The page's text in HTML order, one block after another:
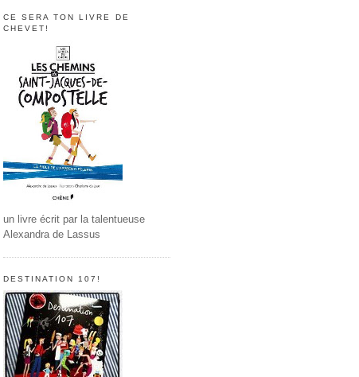
CE SERA TON LIVRE DE
CHEVET!
un livre écrit par la talentueuse
Alexandra de Lassus
DESTINATION 107!